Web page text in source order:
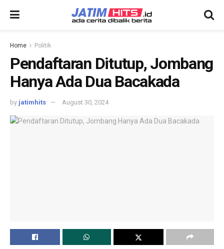
Home Politik
Pendaftaran Ditutup, Jombang
Hanya Ada Dua Bacakada
by jatimhits August 30, 2024